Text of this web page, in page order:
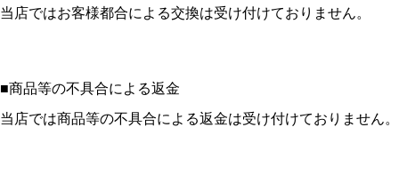
当店ではお客様都合による交換は受け付けておりません。
■商品等の不具合による返金
当店では商品等の不具合による返金は受け付けておりません。